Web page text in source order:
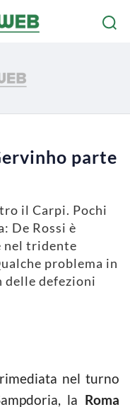
parte
il Carpi. Pochi
De Rossi è
nel tridente
problema in
delle defezioni
nel turno
la Roma